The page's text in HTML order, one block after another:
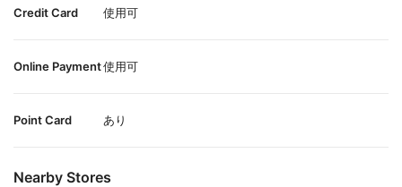
Credit Card 使用可
Online Payment使用可
Point Card あり
Nearby Stores